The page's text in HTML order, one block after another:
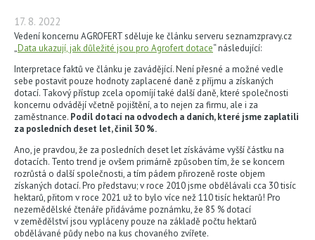
17. 8. 2022
Vedení koncernu AGROFERT sděluje ke článku serveru seznamzpravy.cz
„Data ukazují, jak důležité jsou pro Agrofert dotace“ následující:
Interpretace faktů ve článku je zavádějící. Není přesné a možné vedle
sebe postavit pouze hodnoty zaplacené daně z příjmu a získaných
dotací. Takový přístup zcela opomíjí také další daně, které společnosti
koncernu odvádějí včetně pojištění, a to nejen za firmu, ale i za
zaměstnance. Podíl dotací na odvodech a daních, které jsme zaplatili
za posledních deset let, činil 30 %.
Ano, je pravdou, že za posledních deset let získáváme vyšší částku na
dotacích. Tento trend je ovšem primárně způsoben tím, že se koncern
rozrůstá o další společnosti, a tím pádem přirozeně roste objem
získaných dotací. Pro představu; v roce 2010 jsme obdělávali cca 30 tisíc
hektarů, přitom v roce 2021 už to bylo více než 110 tisíc hektarů! Pro
nezemědělské čtenáře přidáváme poznámku, že 85 % dotací
v zemědělství jsou vypláceny pouze na základě počtu hektarů
obdělávané půdy nebo na kus chovaného zvířete.